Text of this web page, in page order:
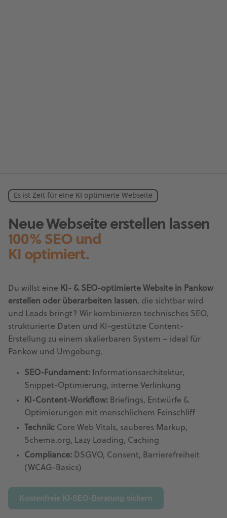
Es ist Zeit für eine KI optimierte Webseite
Neue Webseite erstellen lassen
100% SEO und
KI optimiert.
Du willst eine KI- & SEO-optimierte Website in Pankow
erstellen oder überarbeiten lassen, die sichtbar wird
und Leads bringt? Wir kombinieren technisches SEO,
strukturierte Daten und KI-gestützte Content-
Erstellung zu einem skalierbaren System – ideal für
Pankow und Umgebung.
SEO-Fundament: Informationsarchitektur,
Snippet-Optimierung, interne Verlinkung
KI-Content-Workflow: Briefings, Entwürfe &
Optimierungen mit menschlichem Feinschliff
Technik: Core Web Vitals, sauberes Markup,
Schema.org, Lazy Loading, Caching
Compliance: DSGVO, Consent, Barrierefreiheit
(WCAG-Basics)
Kostenfreie KI-SEO-Beratung sichern